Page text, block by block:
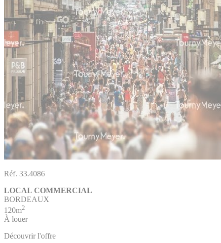
Réf. 33.4086
LOCAL COMMERCIAL
BORDEAUX
120m2
À louer
Découvrir l'offre